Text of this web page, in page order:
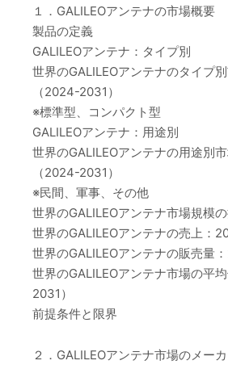
１．GALILEOアンテナの市場概要
製品の定義
GALILEOアンテナ：タイプ別
世界のGALILEOアンテナのタイプ
（2024-2031）
※標準型、コンパクト型
GALILEOアンテナ：用途別
世界のGALILEOアンテナの用途別
（2024-2031）
※民間、軍事、その他
世界のGALILEOアンテナ市場規模
世界のGALILEOアンテナの売上：
世界のGALILEOアンテナの販売量
世界のGALILEOアンテナ市場の平
2031）
前提条件と限界
２．GALILEOアンテナ市場のメー